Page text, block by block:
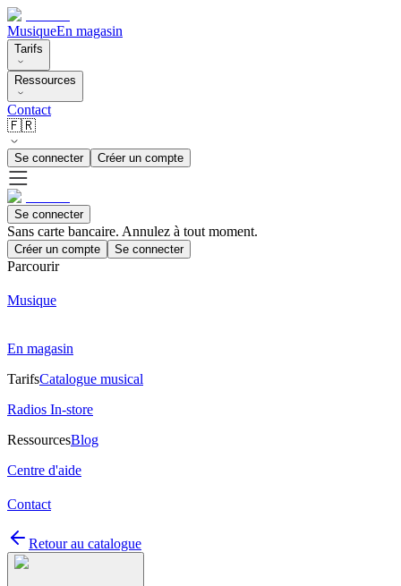
MusiqueEn magasin
Tarifs
Ressources
Contact
🇫🇷
Se connecter Créer un compte
Se connecter
Sans carte bancaire. Annulez à tout moment.
Créer un compte Se connecter
Parcourir
Musique
En magasin
TarifsCatalogue musical
Radios In-store
RessourcesBlog
Centre d'aide
Contact
Retour au catalogue